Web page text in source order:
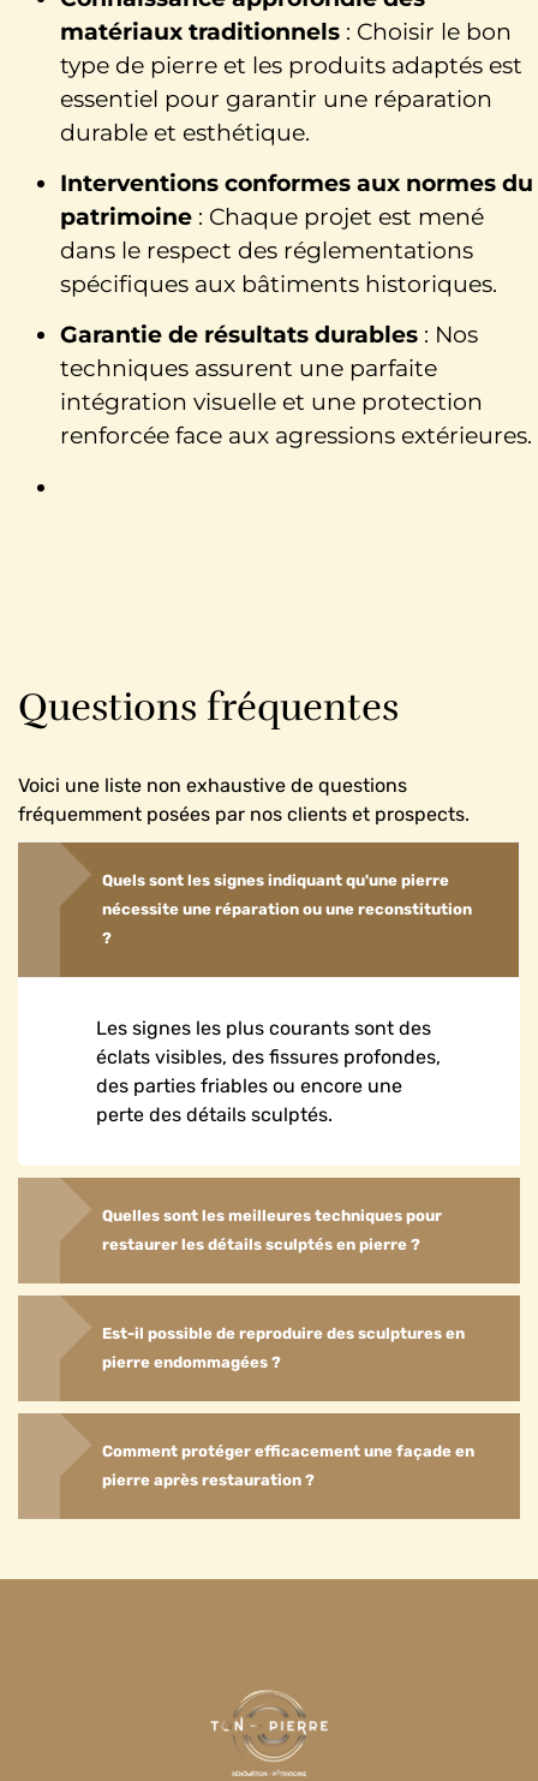
matériaux traditionnels : Choisir le bon
type de pierre et les produits adaptés est
essentiel pour garantir une réparation
durable et esthétique.
Interventions conformes aux normes du
patrimoine : Chaque projet est mené
dans le respect des réglementations
spécifiques aux bâtiments historiques.
Garantie de résultats durables : Nos
techniques assurent une parfaite
intégration visuelle et une protection
renforcée face aux agressions extérieures.
Questions fréquentes
Voici une liste non exhaustive de questions
fréquemment posées par nos clients et prospects.
Quels sont les signes indiquant qu'une pierre
nécessite une réparation ou une reconstitution
?
Les signes les plus courants sont des
éclats visibles, des fissures profondes,
des parties friables ou encore une
perte des détails sculptés.
Quelles sont les meilleures techniques pour
restaurer les détails sculptés en pierre ?
Est-il possible de reproduire des sculptures en
pierre endommagées ?
Comment protéger efficacement une façade en
pierre après restauration ?